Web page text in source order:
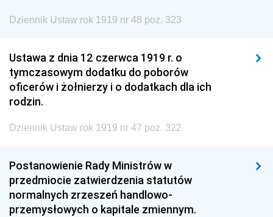
Dziennik Ustaw rok 1919 nr 48 poz. 323
Ustawa z dnia 12 czerwca 1919 r. o
tymczasowym dodatku do poborów
oficerów i żołnierzy i o dodatkach dla ich
rodzin.
Dziennik Ustaw rok 1919 nr 47 poz. 322
Postanowienie Rady Ministrów w
przedmiocie zatwierdzenia statutów
normalnych zrzeszeń handlowo-
przemysłowych o kapitale zmiennym.